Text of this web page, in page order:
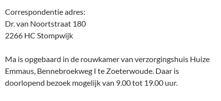
Correspondentie adres:
Dr. van Noortstraat 180
2266 HC Stompwijk
Ma is opgebaard in de rouwkamer van verzorgingshuis Huize
Emmaus, Bennebroekweg I te Zoeterwoude. Daar is
doorlopend bezoek mogelijk van 9.00 tot 19.00 uur.